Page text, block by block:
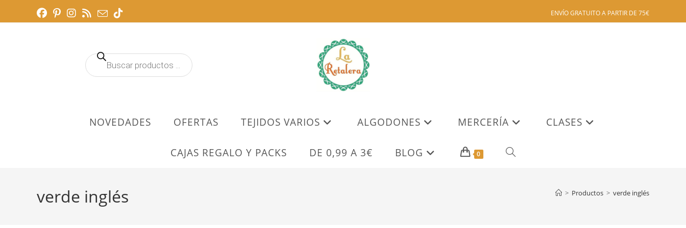
ENVÍO GRATUITO A PARTIR DE 75€
Búsqueda
de
NOVEDADES OFERTAS TEJIDOS VARIOS ALGODONES MERCERÍA CLASES
CAJAS REGALO Y PACKS DE 0,99 A 3€ BLOG 0 ALTERNAR
verde inglés > Productos > verde inglés